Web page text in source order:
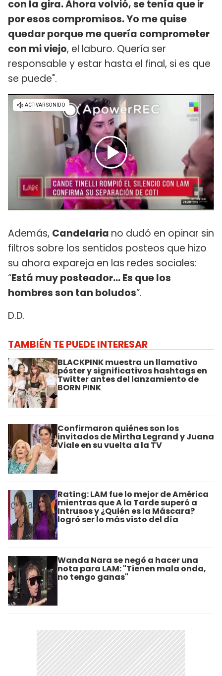
con la gira. Ahora volvió, se tenía que ir
por esos compromisos. Yo me quise
quedar porque me quería comprometer
con mi viejo, el laburo. Quería ser
responsable y estar hasta el final, si es que
se puede".
Además, Candelaria no dudó en opinar sin
filtros sobre los sentidos posteos que hizo
su ahora expareja en las redes sociales:
“Está muy posteador… Es que los
hombres son tan boludos”.
D.D.
TAMBIÉN TE PUEDE INTERESAR
BLACKPINK muestra un llamativo
póster y significativos hashtags en
Twitter antes del lanzamiento de
BORN PINK
Confirmaron quiénes son los
invitados de Mirtha Legrand y Juana
Viale en su vuelta a la TV
Rating: LAM fue lo mejor de América
mientras que A la Tarde superó a
Intrusos y ¿Quién es la Máscara?
logró ser lo más visto del día
Wanda Nara se negó a hacer una
nota para LAM: "Tienen mala onda,
no tengo ganas"